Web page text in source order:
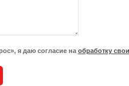
я даю согласие на обработку